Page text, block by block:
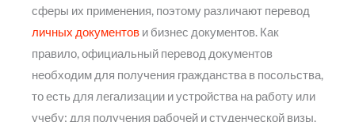
сферы их применения, поэтому различают перевод
личных документов и бизнес документов. Как
правило, официальный перевод документов
необходим для получения гражданства в посольства,
то есть для легализации и устройства на работу или
учебу; для получения рабочей и студенческой визы,